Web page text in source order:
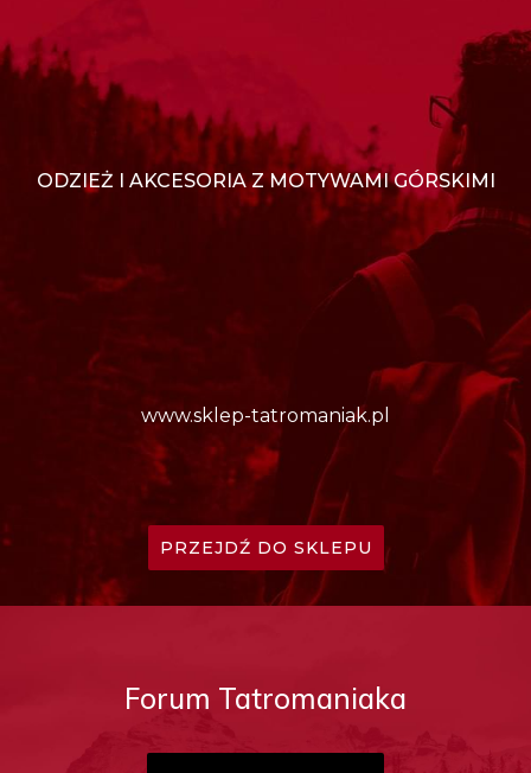
ODZIEŻ I AKCESORIA Z MOTYWAMI GÓRSKIMI
www.sklep-tatromaniak.pl
PRZEJDŹ DO SKLEPU
Forum Tatromaniaka